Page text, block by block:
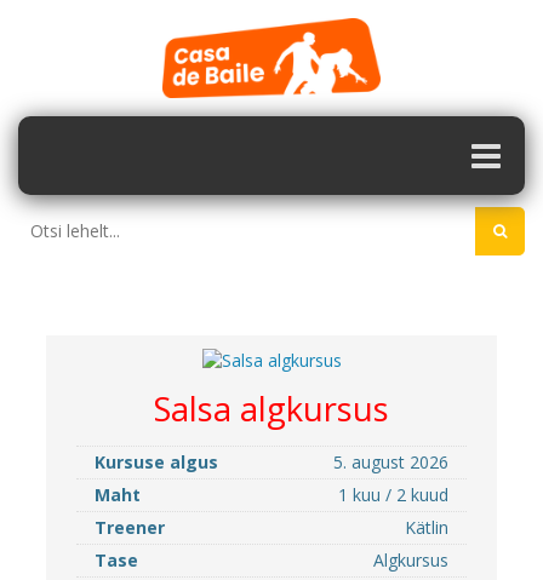
Salsa algkursus
Kursuse algus
5. august 2026
Maht
1 kuu / 2 kuud
Treener
Kätlin
Tase
Algkursus